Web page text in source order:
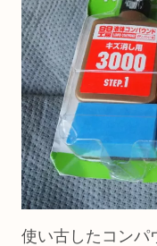
使い古したコンパ